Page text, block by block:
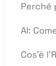
Perché
AI:
Cos’è